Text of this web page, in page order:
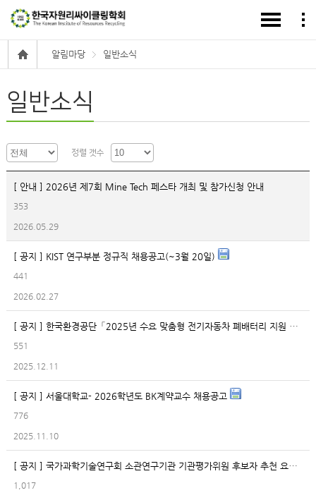
알림마당 일반소식
일반소식
정렬 갯수
[ 안내 ] 2026년 제7회 Mine Tech 페스타 개최 및 참가신청 안내
353
2026.05.29
[ 공지 ] KIST 연구부분 정규직 채용공고(~3월 20일)
441
2026.02.27
[ 공지 ] 한국환경공단「2025년 수요 맞춤형 전기자동차 폐배터리 지원 사업(2차)」
551
2025.12.11
[ 공지 ] 서울대학교- 2026학년도 BK계약교수 채용공고
776
2025.11.10
[ 공지 ] 국가과학기술연구회 소관연구기관 기관평가위원 후보자 추천 요청 건
1,017